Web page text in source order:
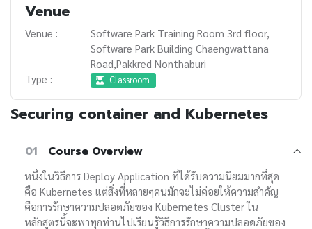
Venue
Venue :
Software Park Training Room 3rd floor,
Software Park Building Chaengwattana
Road,Pakkred Nonthaburi
Type :
Classroom
Securing container and Kubernetes
01 Course Overview
หนึ่งในวิธีการ Deploy Application ที่ได้รับความนิยมมากที่สุด
คือ Kubernetes แต่สิ่งที่หลายๆคนมักจะไม่ค่อยให้ความสำคัญ
คือการรักษาความปลอดภัยของ Kubernetes Cluster ใน
หลักสูตรนี้จะพาทุกท่านไปเรียนรู้วิธีการรักษาความปลอดภัยของ